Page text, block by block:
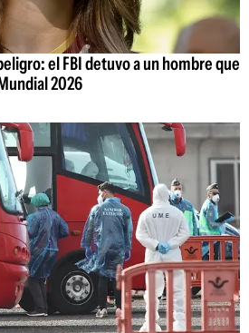
el FBI detuvo a un hombre que
2026